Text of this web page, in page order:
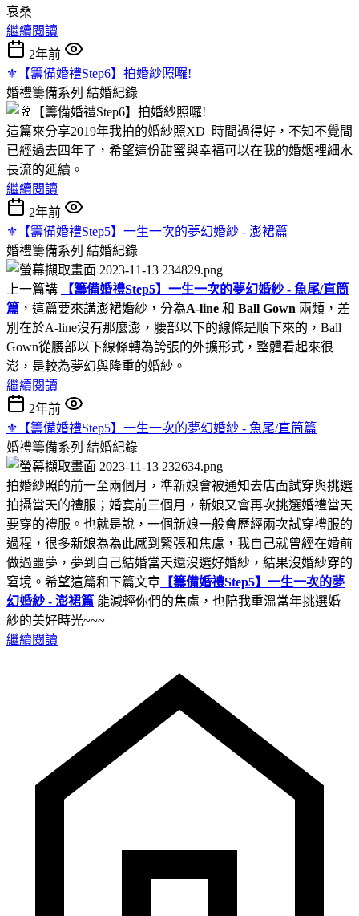
哀桑
繼續閱讀
2年前
⚜︎【籌備婚禮Step6】拍婚紗照囉!
婚禮籌備系列 結婚紀錄
這篇來分享2019年我拍的婚紗照XD 時間過得好，不知不覺間
已經過去四年了，希望這份甜蜜與幸福可以在我的婚姻裡細水
長流的延續。
繼續閱讀
2年前
⚜︎【籌備婚禮Step5】一生一次的夢幻婚紗 - 澎裙篇
婚禮籌備系列 結婚紀錄
上一篇講
【籌備婚禮Step5】一生一次的夢幻婚紗 - 魚尾/直筒
篇 ，這篇要來講澎裙婚紗，分為A-line 和 Ball Gown 兩類，差
別在於A-line沒有那麼澎，腰部以下的線條是順下來的，Ball
Gown從腰部以下線條轉為誇張的外擴形式，整體看起來很
澎，是較為夢幻與隆重的婚紗。
繼續閱讀
2年前
⚜︎【籌備婚禮Step5】一生一次的夢幻婚紗 - 魚尾/直筒篇
婚禮籌備系列 結婚紀錄
拍婚紗照的前一至兩個月，準新娘會被通知去店面試穿與挑選
拍攝當天的禮服；婚宴前三個月，新娘又會再次挑選婚禮當天
要穿的禮服。也就是說，一個新娘一般會歷經兩次試穿禮服的
過程，很多新娘為為此感到緊張和焦慮，我自己就曾經在婚前
做過噩夢，夢到自己結婚當天還沒選好婚紗，結果沒婚紗穿的
窘境。希望這篇和下篇文章 【籌備婚禮Step5】一生一次的夢
幻婚紗 - 澎裙篇 能減輕你們的焦慮，也陪我重溫當年挑選婚
紗的美好時光~~~
繼續閱讀